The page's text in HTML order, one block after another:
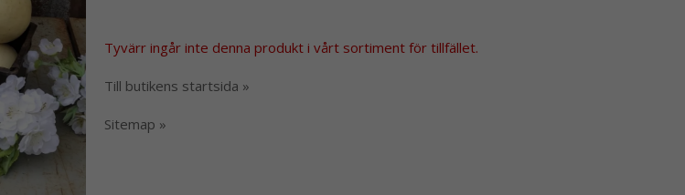
Tyvärr ingår inte denna produkt i vårt sortiment för tillfället.
Till butikens startsida »
Sitemap »